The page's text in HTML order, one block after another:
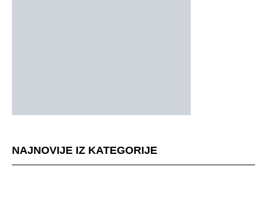
NAJNOVIJE IZ KATEGORIJE